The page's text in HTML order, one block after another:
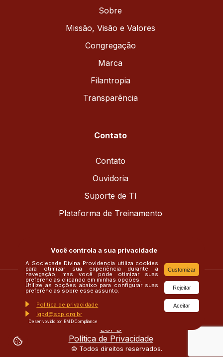
Sobre
Missão, Visão e Valores
Congregação
Marca
Filantropia
Transparência
Contato
Contato
Ouvidoria
Suporte de TI
Plataforma de Treinamento
rededivinaprovidencia
LGPD
Política de Privacidade
© Todos direitos reservados.
Você controla a sua privacidade
A Sociedade Divina Providencia utiliza cookies
para otimizar sua experiência durante a
navegação, mas você pode otimizar suas
preferencias clicando em minhas opções.
Utilize as opções abaixo para configurar suas
preferências sobre esse assunto.
Politica de privacidade
lgpd@sdp.org.br
Customizar
Rejeitar
Aceitar
Desenvolvido por RMD Compliance